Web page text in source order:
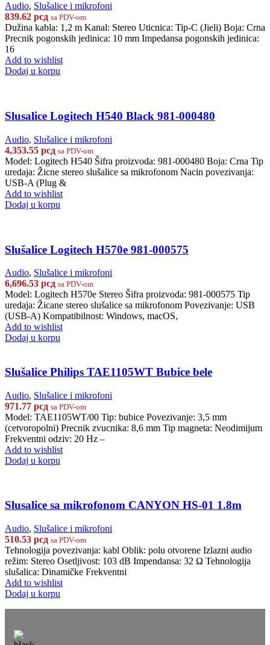
Audio, Slušalice i mikrofoni
839.62 рсд sa PDV-om
Dužina kabla: 1,2 m Kanal: Stereo Uticnica: Tip-C (Jieli) Boja: Crna
Precnik pogonskih jedinica: 10 mm Impedansa pogonskih jedinica:
16
Add to wishlist
Dodaj u korpu
Slusalice Logitech H540 Black 981-000480
Audio, Slušalice i mikrofoni
4,353.55 рсд sa PDV-om
Model: Logitech H540 Šifra proizvoda: 981-000480 Boja: Crna Tip
uredaja: Žicne stereo slušalice sa mikrofonom Nacin povezivanja:
USB-A (Plug &
Add to wishlist
Dodaj u korpu
Slušalice Logitech H570e 981-000575
Audio, Slušalice i mikrofoni
6,696.53 рсд sa PDV-om
Model: Logitech H570e Stereo Šifra proizvoda: 981-000575 Tip
uredaja: Žicane stereo slušalice sa mikrofonom Povezivanje: USB
(USB-A) Kompatibilnost: Windows, macOS,
Add to wishlist
Dodaj u korpu
Slušalice Philips TAE1105WT Bubice bele
Audio, Slušalice i mikrofoni
971.77 рсд sa PDV-om
Model: TAE1105WT/00 Tip: bubice Povezivanje: 3,5 mm
(cetvoropolni) Precnik zvucnika: 8,6 mm Tip magneta: Neodimijum
Frekventni odziv: 20 Hz –
Add to wishlist
Dodaj u korpu
Slusalice sa mikrofonom CANYON HS-01 1.8m
Audio, Slušalice i mikrofoni
510.53 рсд sa PDV-om
Tehnologija povezivanja: kabl Oblik: polu otvorene Izlazni audio
režim: Stereo Osetljivost: 103 dB Impendansa: 32 Ω Tehnologija
slušalica: Dinamičke Frekventni
Add to wishlist
Dodaj u korpu